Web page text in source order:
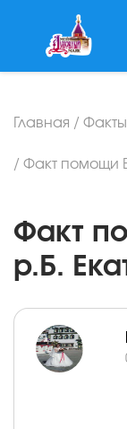
Главная /
/ Факт помощи
Факт
р.Б.